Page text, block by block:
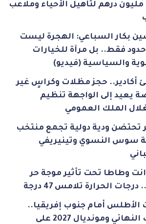
بـ200 مليون درهم لتأهيل الأحياء وملاعب
بكار السباعي: الهجرة ليست
حدود فقط.. بل مرآة للخيارات
والسياسية (فيديو)
أكادير.. حجز مظلات وكراسٍ غير
يعيد إلى الواجهة تنظيم
الملك العمومي
تحتضن ودية دولية تجمع منتخب
سوس النسوي وتينيريفي
وطاطا تحت تأثير موجة حر
الحرارة تلامس 47 درجة
الأطلس أمام جنوب إفريقيا..
نصف النهائي ومونديال 2027 على